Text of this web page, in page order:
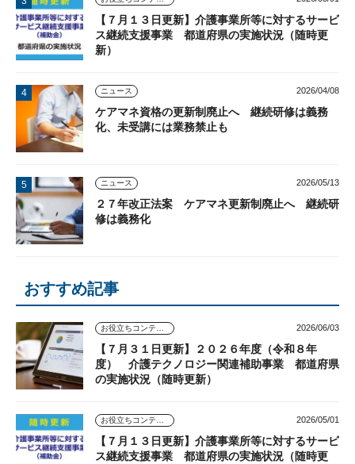
【７月１３日更新】介護事業所等に対するサービ
ス継続支援事業 都道府県の実施状況（随時更
新）
ニュース 2026/04/08
ケアマネ資格の更新制廃止へ 継続研修は義務
化、未受講には業務禁止も
ニュース 2026/05/13
２７年改正法案 ケアマネ更新制廃止へ 継続研
修は義務化
おすすめ記事
お役立ちコンテンツ 2026/06/03
【７月３１日更新】２０２６年度（令和８年
度） 介護テクノロジー関連補助事業 都道府県
の実施状況（随時更新）
お役立ちコンテンツ 2026/05/01
【７月１３日更新】介護事業所等に対するサービ
ス継続支援事業 都道府県の実施状況（随時更